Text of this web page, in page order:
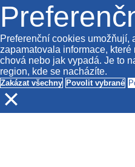
Preferenční cookies umožňují,
zapamatovala informace,
chová nebo jak vypadá. Je to
region, kde se nacházíte.
Zakázat všechny Povolit vybrané